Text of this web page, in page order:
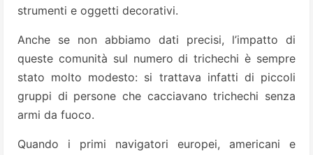
strumenti e oggetti decorativi.
Anche se non abbiamo dati precisi, l’impatto di
queste comunità sul numero di trichechi è sempre
stato molto modesto: si trattava infatti di piccoli
gruppi di persone che cacciavano trichechi senza
armi da fuoco.
Quando i primi navigatori europei, americani e